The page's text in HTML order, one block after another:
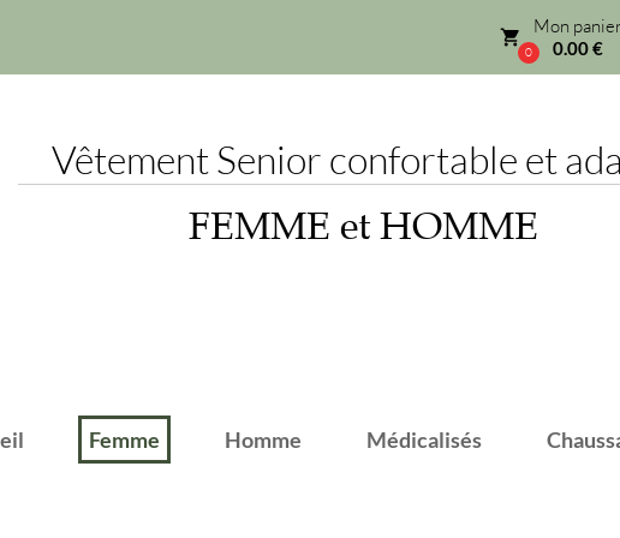
0
Mon panier
0.00 €
Vêtement Senior confortable et
FEMME et HOMME
Femme Homme Médicalisés